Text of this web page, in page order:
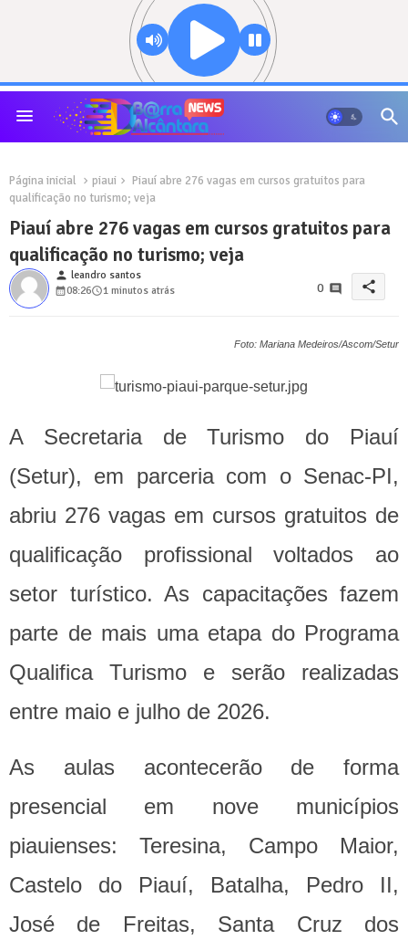
Página inicial piaui
Piauí abre 276 vagas em cursos gratuitos para
qualificação no turismo; veja
Piauí abre 276 vagas em cursos gratuitos para
qualificação no turismo; veja
person leandro santos
08:26
1 minutos atrás 0 share
Foto: Mariana Medeiros/Ascom/Setur
A Secretaria de Turismo do Piauí
(Setur), em parceria com o Senac-PI,
abriu 276 vagas em cursos gratuitos de
qualificação profissional voltados ao
setor turístico. As capacitações fazem
parte de mais uma etapa do Programa
Qualifica Turismo e serão realizadas
entre maio e julho de 2026.
As aulas acontecerão de forma
presencial em nove municípios
piauienses: Teresina, Campo Maior,
Castelo do Piauí, Batalha, Pedro II,
José de Freitas, Santa Cruz dos